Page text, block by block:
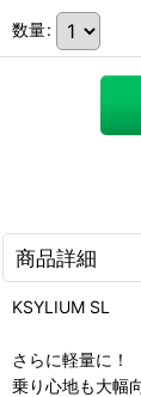
数量:
商品詳細
KSYLIUM SL
さらに軽量に！
乗り心地も大幅